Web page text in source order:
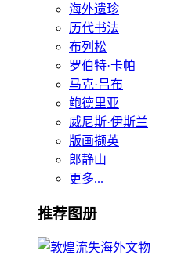
海外遗珍
历代书法
布列松
罗伯特·卡帕
马克·吕布
鲍德里亚
威尼斯·伊斯兰
版画撷英
郎静山
更多...
推荐图册